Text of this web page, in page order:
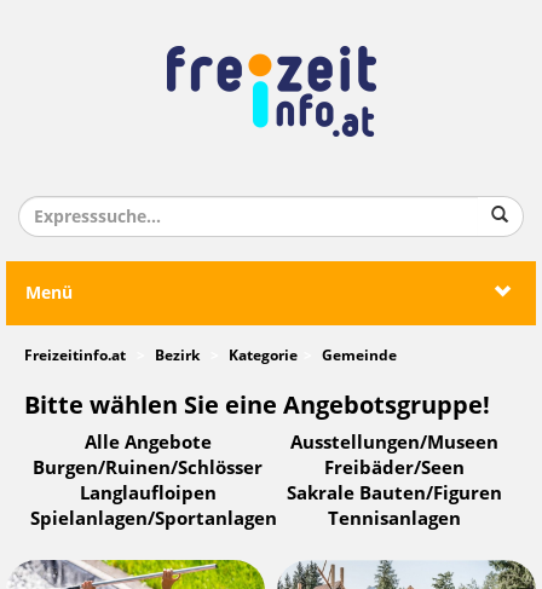
Menü
Freizeitinfo.at Bezirk Kategorie Gemeinde
Bitte wählen Sie eine Angebotsgruppe!
Alle Angebote
Ausstellungen/Museen
Burgen/Ruinen/Schlösser
Freibäder/Seen
Langlaufloipen
Sakrale Bauten/Figuren
Spielanlagen/Sportanlagen
Tennisanlagen